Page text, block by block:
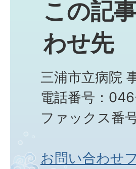
この記
わせ先
三浦市立病院
電話番号：
ファックス番
お問い合わせ